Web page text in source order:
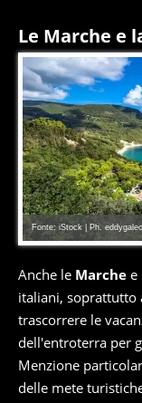
Le Marche e
Fonte: iStock | Ph.
Anche le Marche e
italiani, soprattutto
trascorrere le
dell'entroterra per
Menzione
delle mete